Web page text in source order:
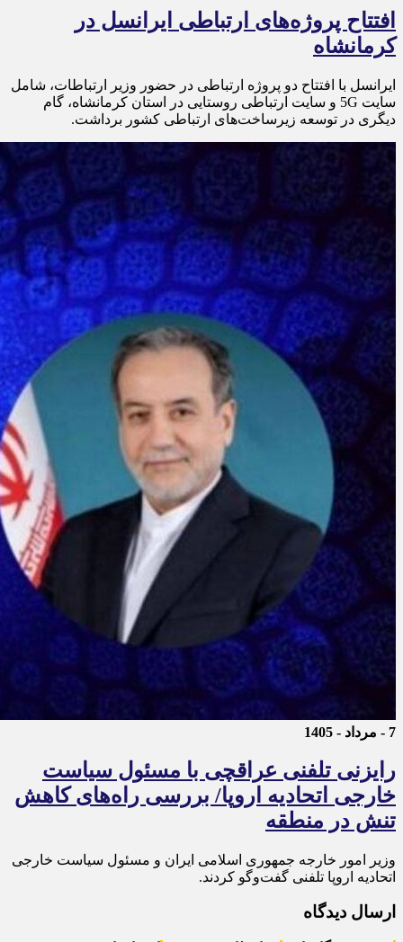
افتتاح پروژه‌های ارتباطی ایرانسل در
کرمانشاه
ایرانسل با افتتاح دو پروژه ارتباطی در حضور وزیر ارتباطات، شامل
سایت 5G و سایت ارتباطی روستایی در استان کرمانشاه، گام
دیگری در توسعه زیرساخت‌های ارتباطی کشور برداشت.
7 - مرداد - 1405
رایزنی تلفنی عراقچی با مسئول سیاست
خارجی اتحادیه اروپا/ بررسی راه‌های کاهش
تنش در منطقه
وزیر امور خارجه جمهوری اسلامی ایران و مسئول سیاست خارجی
اتحادیه اروپا تلفنی گفت‌و‌گو کردند.
ارسال دیدگاه